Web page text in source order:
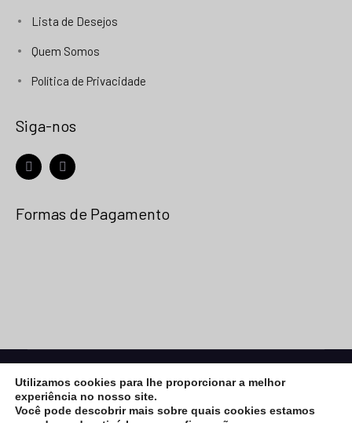
Lista de Desejos
Quem Somos
Política de Privacidade
Siga-nos
Formas de Pagamento
© 2026Net Placa- Todos os Direitos Reservados |
Desenvolvimento:Vega Web
eCommerce Gem byProDesigns
Utilizamos cookies para lhe proporcionar a melhor
experiência no nosso site.
Você pode descobrir mais sobre quais cookies estamos